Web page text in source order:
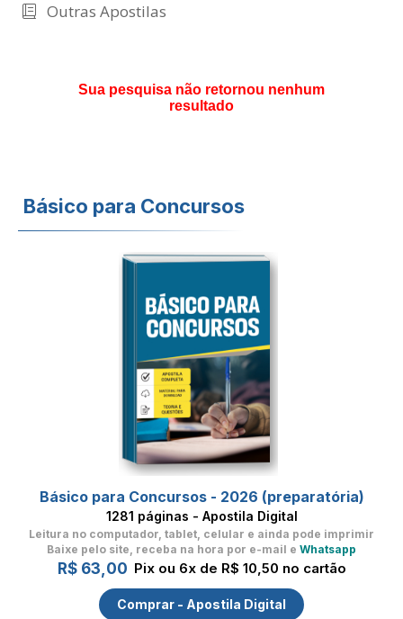
Outras Apostilas
Sua pesquisa não retornou nenhum
resultado
Básico para Concursos
Básico para Concursos - 2026 (preparatória)
1281 páginas - Apostila Digital
Leitura no computador, tablet, celular e ainda pode imprimir
Baixe pelo site, receba na hora por e-mail e Whatsapp
R$ 63,00 Pix ou 6x de R$ 10,50 no cartão
Comprar - Apostila Digital